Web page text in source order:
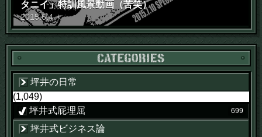
タニイ」特訓風景動画（苦笑）
2015.6.4 木
坪井の日常
(1,049)
坪井式屁理屈
699
坪井式ビジネス論